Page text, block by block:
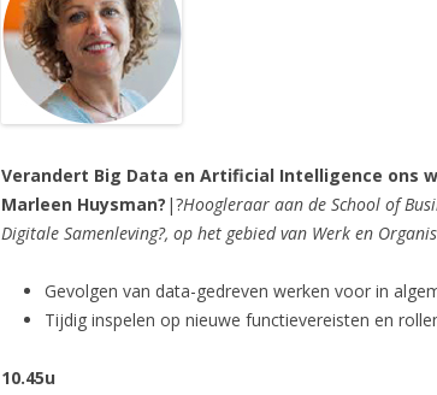
Verandert Big Data en Artificial Intelligence ons
Marleen Huysman? |?Hoogleraar aan de School of
Digitale Samenleving?, op het gebied van Werk en
Gevolgen van data-gedreven werken voor in
Tijdig inspelen op nieuwe functievereisten en
10.45u